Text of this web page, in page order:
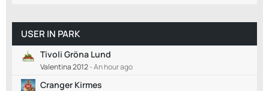
USER IN PARK
Tivoli Gröna Lund
Valentina 2012-An hour ago
Cranger Kirmes